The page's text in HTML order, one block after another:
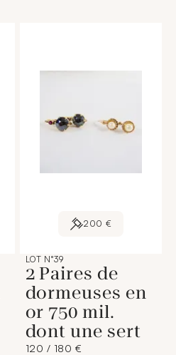
200 €
LOT N°39
2 Paires de
dormeuses en
or 750 mil.
dont une sert
120 / 180 €